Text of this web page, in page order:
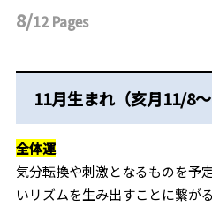
8/12Pages
11月生まれ（亥月11/
全体運
気分転換や刺激となるものを予
いリズムを生み出すことに繋が